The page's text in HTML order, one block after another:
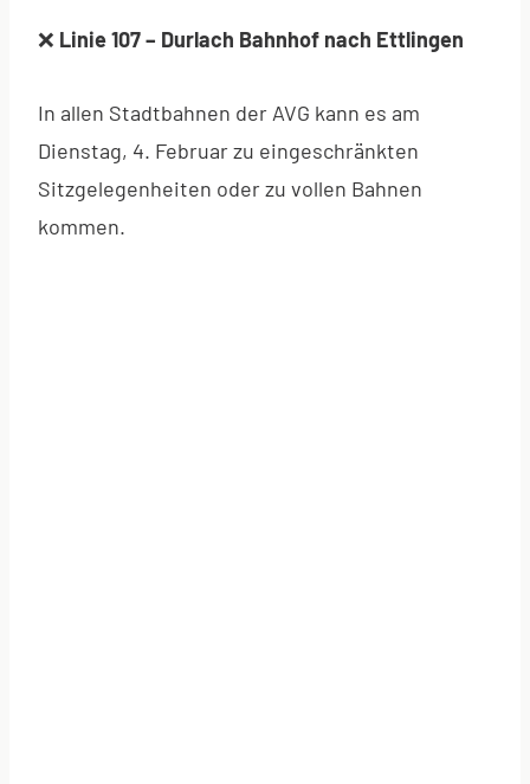
❌ Linie 107 – Durlach Bahnhof nach Ettlingen
In allen Stadtbahnen der AVG kann es am
Dienstag, 4. Februar zu eingeschränkten
Sitzgelegenheiten oder zu vollen Bahnen
kommen.